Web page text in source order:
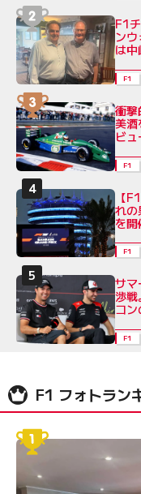
F1
ン
は
F1
衝
美
ビュ
F1
【
れ
を
F1
サマ
渉
コ
F1
F1 フォトラン